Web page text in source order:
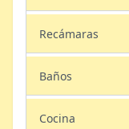
Recámaras
Baños
Cocina